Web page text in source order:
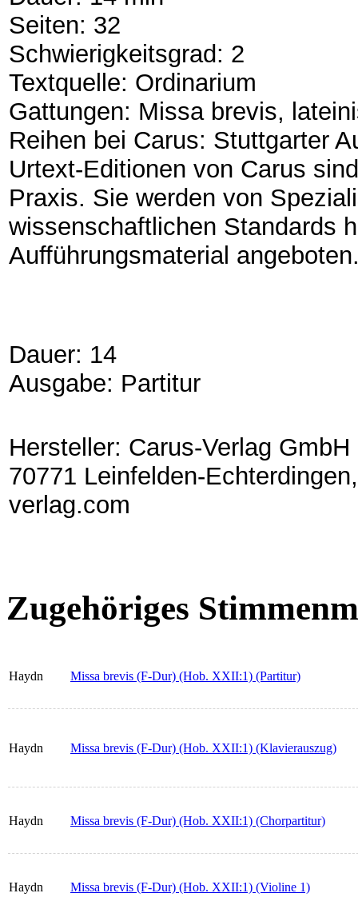
Seiten: 32
Schwierigkeitsgrad: 2
Textquelle: Ordinarium
Gattungen: Missa brevis,
Reihen bei Carus: Stuttgarter
Urtext-Editionen von Carus
Praxis. Sie werden von
wissenschaftlichen Standards
Aufführungsmaterial
Dauer: 14
Ausgabe: Partitur
Hersteller: Carus-Verlag
70771 Leinfelden-
verlag.com
Zugehöriges
Haydn Missa brevis (F-Dur) (Hob. XXII:1) (Partitur)
Haydn Missa brevis (F-Dur) (Hob. XXII:1) (Klavierauszug)
Haydn Missa brevis (F-Dur) (Hob. XXII:1) (Chorpartitur)
Haydn Missa brevis (F-Dur) (Hob. XXII:1) (Violine 1)